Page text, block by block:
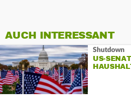
AUCH INTERESSANT
Shutdown
US-